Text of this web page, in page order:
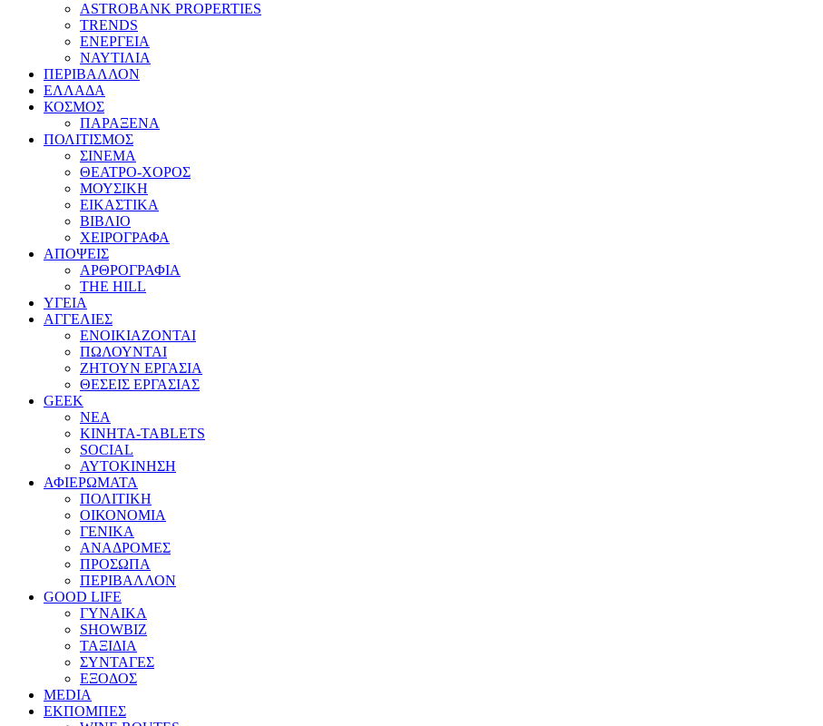
ASTROBANK PROPERTIES
TRENDS
ΕΝΕΡΓΕΙΑ
ΝΑΥΤΙΛΙΑ
ΠΕΡΙΒΑΛΛΟΝ
ΕΛΛΑΔΑ
ΚΟΣΜΟΣ
ΠΑΡΑΞΕΝΑ
ΠΟΛΙΤΙΣΜΟΣ
ΣΙΝΕΜΑ
ΘΕΑΤΡΟ-ΧΟΡΟΣ
ΜΟΥΣΙΚΗ
ΕΙΚΑΣΤΙΚΑ
ΒΙΒΛΙΟ
ΧΕΙΡΟΓΡΑΦΑ
ΑΠΟΨΕΙΣ
ΑΡΘΡΟΓΡΑΦΙΑ
THE HILL
ΥΓΕΙΑ
ΑΓΓΕΛΙΕΣ
ΕΝΟΙΚΙΑΖΟΝΤΑΙ
ΠΩΛΟΥΝΤΑΙ
ΖΗΤΟΥΝ ΕΡΓΑΣΙΑ
ΘΕΣΕΙΣ ΕΡΓΑΣΙΑΣ
GEEK
ΝΕΑ
ΚΙΝΗΤΑ-TABLETS
SOCIAL
ΑΥΤΟΚΙΝΗΣΗ
ΑΦΙΕΡΩΜΑΤΑ
ΠΟΛΙΤΙΚΗ
ΟΙΚΟΝΟΜΙΑ
ΓΕΝΙΚΑ
ΑΝΑΔΡΟΜΕΣ
ΠΡΟΣΩΠΑ
ΠΕΡΙΒΑΛΛΟΝ
GOOD LIFE
ΓΥΝΑΙΚΑ
SHOWBIZ
ΤΑΞΙΔΙΑ
ΣΥΝΤΑΓΕΣ
ΕΞΟΔΟΣ
MEDIA
ΕΚΠΟΜΠΕΣ